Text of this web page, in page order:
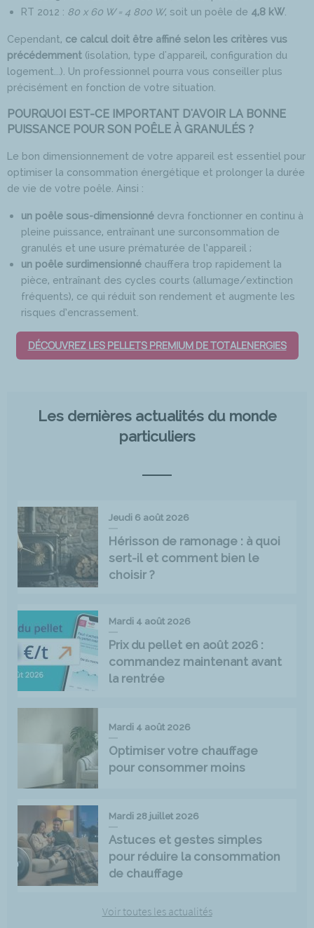
RT 2012 : 80 x 60 W = 4 800 W, soit un poêle de 4,8 kW
Cependant, ce calcul doit être affiné selon les critères vus
précédemment (isolation, type d'appareil, configuration du
logement...). Un professionnel pourra vous conseiller plus
précisément en fonction de votre situation.
POURQUOI EST-CE IMPORTANT D'AVOIR LA BONNE
PUISSANCE POUR SON POÊLE À GRANULÉS ?
Le bon dimensionnement de votre appareil est essentiel pour
optimiser la consommation énergétique et prolonger la durée
de vie de votre poêle. Ainsi :
un poêle sous-dimensionné devra fonctionner en continu à
pleine puissance, entraînant une surconsommation de
granulés et une usure prématurée de l’appareil ;
un poêle surdimensionné chauffera trop rapidement la
pièce, entraînant des cycles courts (allumage/extinction
fréquents), ce qui réduit son rendement et augmente les
risques d’encrassement.
DÉCOUVREZ LES PELLETS PREMIUM DE TOTALENERGIES
Les dernières actualités du monde
particuliers
Jeudi 6 août 2026
Hérisson de ramonage : à quoi
sert-il et comment bien le
choisir ?
Mardi 4 août 2026
Prix du pellet en août 2026 :
commandez maintenant avant
la rentrée
Mardi 4 août 2026
Optimiser votre chauffage
pour consommer moins
Mardi 28 juillet 2026
Astuces et gestes simples
pour réduire la consommation
de chauffage
Voir toutes les actualités